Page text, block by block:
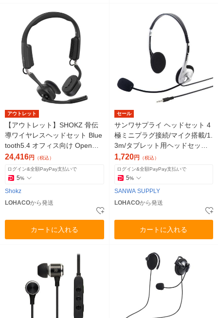
アウトレット
【アウトレット】SHOKZ 骨伝
導ワイヤレスヘッドセット Blue
tooth5.4 オフィス向け OpenMe
et ショックス 1個 ブラック
24,416円 （税込）
ログイン&全額PayPay支払いで
5%
Shokz
LOHACOから発送
カートに入れる
セール
サンワサプライ ヘッドセット 4
極ミニプラグ接続/マイク搭載/1.
3m/タブレット用ヘッドセット
MM-HS526TAB
1,720円 （税込）
ログイン&全額PayPay支払いで
5%
SANWA SUPPLY
LOHACOから発送
カートに入れる